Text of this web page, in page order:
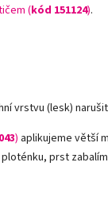
(kód 151124).
vrstvu (lesk) narušit
) aplikujeme větší
prst